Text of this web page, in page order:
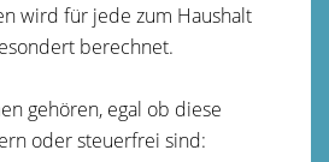
wird für jede zum Haushalt
berechnet.
gehören, egal ob diese
oder steuerfrei sind: